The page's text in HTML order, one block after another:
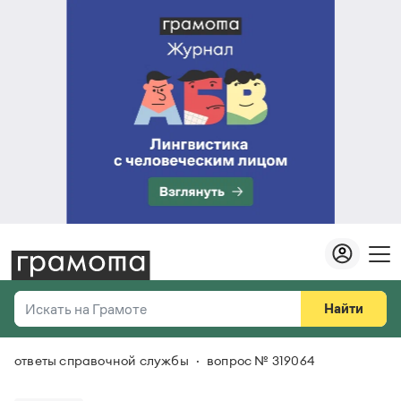
Искать на Грамоте
Справочная служба
Найти
Везде
ответы справочной службы вопрос № 319064